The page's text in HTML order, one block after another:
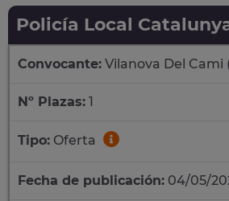
Policía Local
Convocante: Vilanova Del Cami
Nº Plazas: 1
Tipo: Oferta
Fecha de publicación: 04/05/